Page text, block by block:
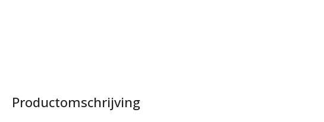
Productomschrijving